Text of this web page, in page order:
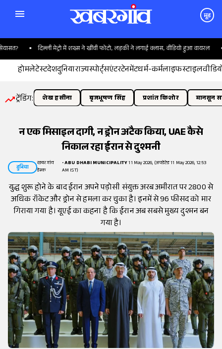
मूड
दिल्ली मेट्रो में शख्स ने खींची फोटो, लड़की ने लगाई क्लास, वीडियो हुआ वायरल
होमलेटेस्टदेशदुनियाराज्यस्पोर्ट्सएंटरटेनमेंटधर्म-कर्मलाइफस्टाइल
ट्रेंडिंग: शेख हसीना बृजभूषण सिंह प्रशांत किशोर मानसून
न एक मिसाइल दागी, न ड्रोन अटैक किया, UAE कैसे
निकाल रहा ईरान से दुश्मनी
दुनिया
खबरगांव
डेस्क
•ABU DHABI MUNICIPALITY11 May 2026, (अपडेटेड 11 May 2026, 12:53
AM IST)
युद्ध शुरू होने के बाद ईरान अपने पड़ोसी संयुक्त अरब अमीरात पर 2800 से
अधिक रॉकेट और ड्रोन से हमला कर चुका है। इनमें से 96 फीसद को मार
गिराया गया है। यूएई का कहना है कि ईरान अब सबसे मुख्य दुश्मन बन
गया है।